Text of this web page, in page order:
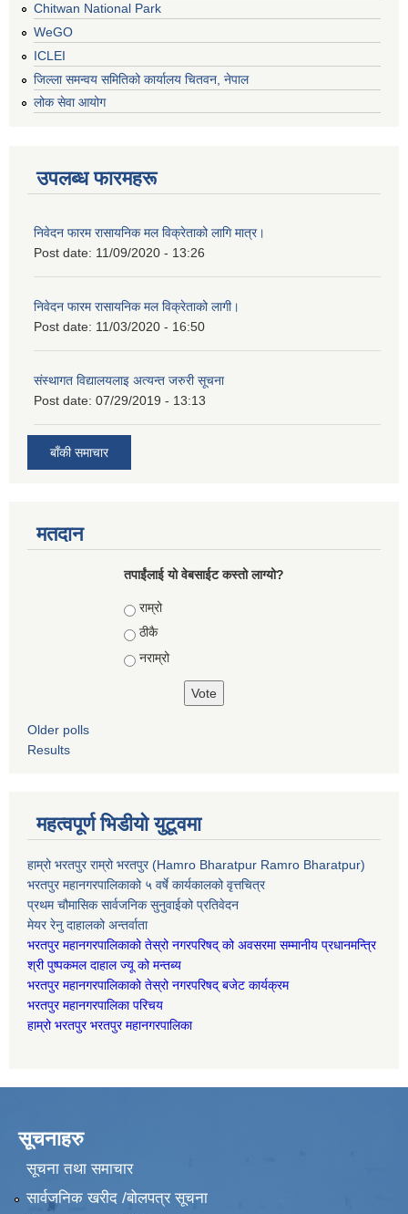
Chitwan National Park
WeGO
ICLEI
जिल्ला समन्वय समितिको कार्यालय चितवन, नेपाल
लोक सेवा आयोग
उपलब्ध फारमहरू
निवेदन फारम रासायनिक मल विक्रेताको लागि मात्र।
Post date: 11/09/2020 - 13:26
निवेदन फारम रासायनिक मल विक्रेताको लागी।
Post date: 11/03/2020 - 16:50
संस्थागत विद्यालयलाइ अत्यन्त जरुरी सूचना
Post date: 07/29/2019 - 13:13
बाँकी समाचार
मतदान
तपाईंलाई यो वेबसाईट कस्तो लाग्यो?
Choices
राम्रो
ठीकै
नराम्रो
Older polls
Results
महत्वपूर्ण भिडीयो युटूवमा
हाम्रो भरतपुर राम्रो भरतपुर (Hamro Bharatpur Ramro Bharatpur)
भरतपुर महानगरपालिकाको ५ वर्षे कार्यकालको वृत्तचित्र
प्रथम चौमासिक सार्वजनिक सुनुवाईको प्रतिवेदन
मेयर रेनु दाहालको अन्तर्वाता
भरतपुर महानगरपालिकाको तेस्रो नगरपरिषद् को अवसरमा सम्मानीय प्रधानमन्त्रि
श्री पुष्पकमल दाहाल ज्यू को मन्तब्य
भरतपुर महानगरपालिकाको तेस्रो नगरपरिषद् बजेट कार्यक्रम
भरतपुर महानगरपालिका परिचय
हाम्रो भरतपुर भरतपुर महानगरपालिका
सूचनाहरु
सूचना तथा समाचार
सार्वजनिक खरीद /बोलपत्र सूचना